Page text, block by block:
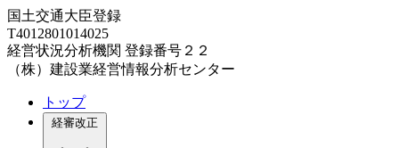
国土交通大臣登録
T4012801014025
経営状況分析機関 登録番号２２
（株）建設業経営情報分析センター
トップ
経審改正